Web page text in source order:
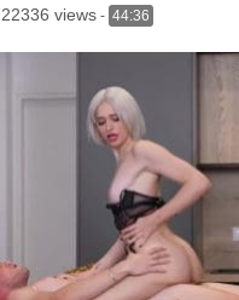
22336 views - 44:36